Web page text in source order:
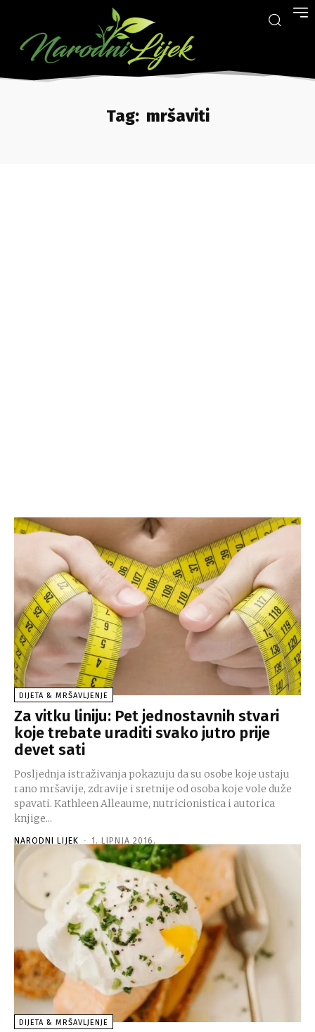
Tag: mršaviti
DIJETA & MRŠAVLJENJE
Za vitku liniju: Pet jednostavnih stvari
koje trebate uraditi svako jutro prije
devet sati
Posljednja istraživanja pokazuju da su osobe koje ustaju
rano mršavije, zdravije i sretnije od osoba koje vole duže
spavati. Kathleen Alleaume, nutricionistica i autorica
knjige...
NARODNI LIJEK - 1. LIPNJA 2016.
DIJETA & MRŠAVLJENJE